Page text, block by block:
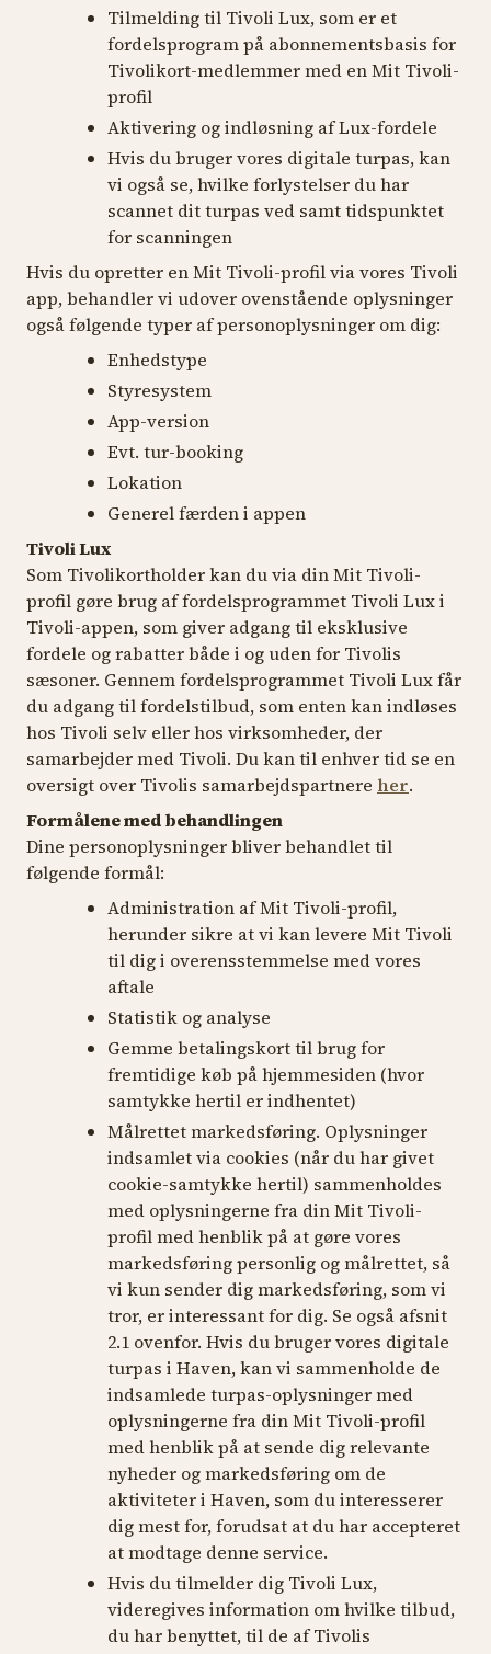
Tilmelding til Tivoli Lux, som er et
fordelsprogram på abonnementsbasis for
Tivolikort-medlemmer med en Mit Tivoli-
profil
Aktivering og indløsning af Lux-fordele
Hvis du bruger vores digitale turpas, kan
vi også se, hvilke forlystelser du har
scannet dit turpas ved samt tidspunktet
for scanningen
Hvis du opretter en Mit Tivoli-profil via vores Tivoli
app, behandler vi udover ovenstående oplysninger
også følgende typer af personoplysninger om dig:
Enhedstype
Styresystem
App-version
Evt. tur-booking
Lokation
Generel færden i appen
Tivoli Lux
Som Tivolikortholder kan du via din Mit Tivoli-
profil gøre brug af fordelsprogrammet Tivoli Lux i
Tivoli-appen, som giver adgang til eksklusive
fordele og rabatter både i og uden for Tivolis
sæsoner. Gennem fordelsprogrammet Tivoli Lux får
du adgang til fordelstilbud, som enten kan indløses
hos Tivoli selv eller hos virksomheder, der
samarbejder med Tivoli. Du kan til enhver tid se en
oversigt over Tivolis samarbejdspartnere her.
Formålene med behandlingen
Dine personoplysninger bliver behandlet til
følgende formål:
Administration af Mit Tivoli-profil,
herunder sikre at vi kan levere Mit Tivoli
til dig i overensstemmelse med vores
aftale
Statistik og analyse
Gemme betalingskort til brug for
fremtidige køb på hjemmesiden (hvor
samtykke hertil er indhentet)
Målrettet markedsføring. Oplysninger
indsamlet via cookies (når du har givet
cookie-samtykke hertil) sammenholdes
med oplysningerne fra din Mit Tivoli-
profil med henblik på at gøre vores
markedsføring personlig og målrettet, så
vi kun sender dig markedsføring, som vi
tror, er interessant for dig. Se også afsnit
2.1 ovenfor. Hvis du bruger vores digitale
turpas i Haven, kan vi sammenholde de
indsamlede turpas-oplysninger med
oplysningerne fra din Mit Tivoli-profil
med henblik på at sende dig relevante
nyheder og markedsføring om de
aktiviteter i Haven, som du interesserer
dig mest for, forudsat at du har accepteret
at modtage denne service.
Hvis du tilmelder dig Tivoli Lux,
videregives information om hvilke tilbud,
du har benyttet, til de af Tivolis